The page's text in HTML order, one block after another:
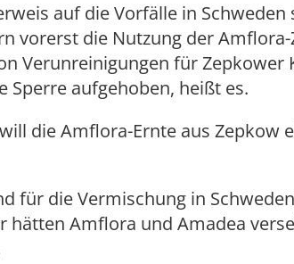
auf die Vorfälle in
vorerst die Nutzung der
Verunreinigungen für Zepkower
Sperre aufgehoben, heißt es.
die Amflora-Ernte aus Zepkow
für die Vermischung in
hätten Amflora und Amadea